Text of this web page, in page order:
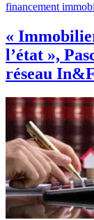
financement
«
l’état »,
réseau